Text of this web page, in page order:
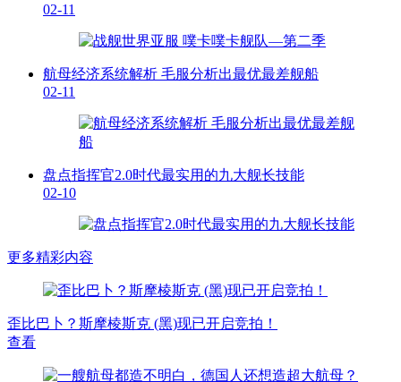
02-11
航母经济系统解析 毛服分析出最优最差舰船
02-11
盘点指挥官2.0时代最实用的九大舰长技能
02-10
更多精彩内容
歪比巴卜？斯摩棱斯克 (黑)现已开启竞拍！
查看